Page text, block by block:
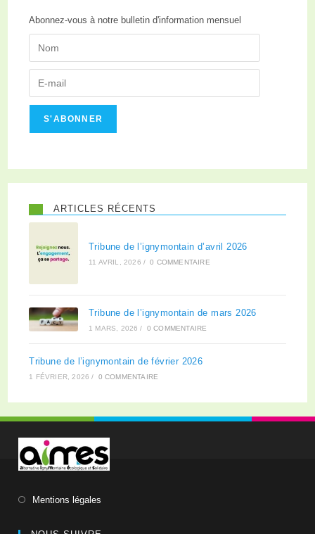
Abonnez-vous à notre bulletin d'information mensuel
S'ABONNER
ARTICLES RÉCENTS
Tribune de l’ignymontain d’avril 2026
11 AVRIL, 2026 / 0 COMMENTAIRE
Tribune de l’ignymontain de mars 2026
1 MARS, 2026 / 0 COMMENTAIRE
Tribune de l’ignymontain de février 2026
1 FÉVRIER, 2026 / 0 COMMENTAIRE
Mentions légales